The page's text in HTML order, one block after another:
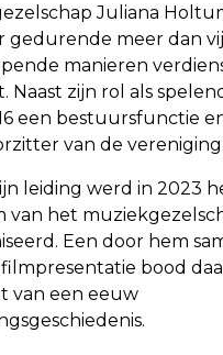
Juliana
gedurende meer dan
manieren
Naast zijn rol als
een bestuursfunctie
van de vereniging.
leiding werd in 2023
van het
Een door hem
bood
van een eeuw